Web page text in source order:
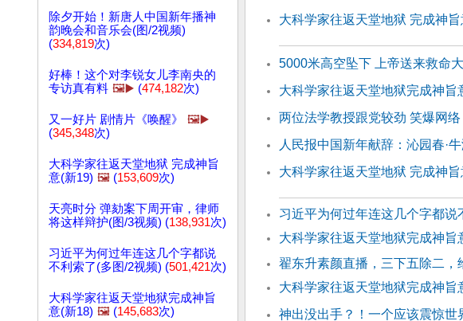
除夕开始！新唐人中国新年播神
韵晚会和音乐会(图/2视频)
(334,819次)
好棒！这个对李锐女儿李南央的
专访真有料 🖼️▶️ (474,182次)
又一好片 剧情片《唤醒》
🖼️▶️
(345,348次)
大科学家往返天堂地狱 完成神旨
意(新19) 🖼️ (153,609次)
天亮时分 弹劾案下周开审，律师
将这样辩护(图/3视频) (138,931次)
习近平为何过年连这几个字都说
不利索了(多图/2视频) (501,421次)
大科学家往返天堂地狱完成神旨
意(新18) 🖼️ (145,683次)
大科学家往返天堂地狱 完成神
5000米高空坠下 上帝送来救命
大科学家往返天堂地狱完成神旨
两位法学教授跟党较劲 笑爆网络
人民报中国新年献辞：沁园春·
大科学家往返天堂地狱 完成神
习近平为何过年连这几个字都说
大科学家往返天堂地狱完成神旨
翟东升素颜直播，三下五除二，
大科学家往返天堂地狱完成神旨
神出没出手？！一个应该震惊世